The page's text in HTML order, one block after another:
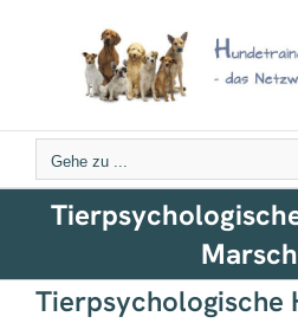
Gehe zu ...
Tierpsychologische